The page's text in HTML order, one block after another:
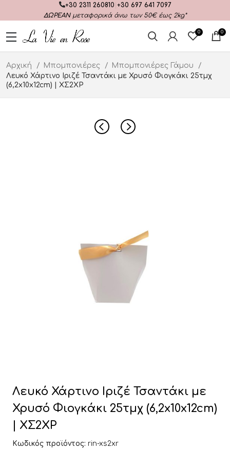
+30 2311 260810 +30 697 641 7097
ΔΩΡΕΑΝμεταφορικά άνω των 50€ έως 2kg*
0 0
Αρχική Μπομπονιέρες
Μπομπονιέρες Γάμου
Λευκό Χάρτινο Ιριζέ Τσαντάκι με Χρυσό Φιογκάκι 25τμχ
(6,2x10x12cm) | ΧΣ2ΧΡ
Λευκό Χάρτινο Ιριζέ Τσαντάκι με
Χρυσό Φιογκάκι 25τμχ (6,2x10x12cm)
| ΧΣ2ΧΡ
Κωδικός προϊόντος: rin-xs2xr